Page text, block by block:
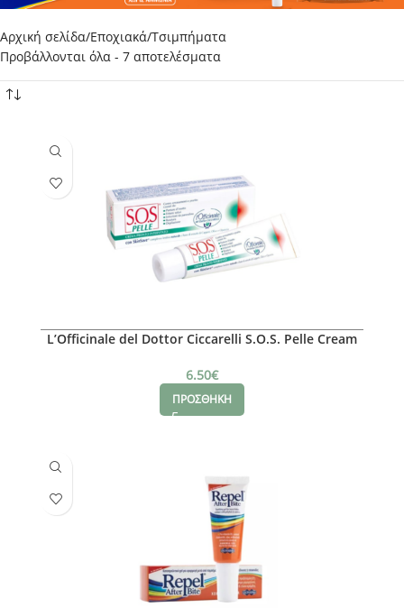
Αρχική σελίδα Εποχιακά Τσιμπήματα
Προβάλλονται όλα - 7 αποτελέσματα
L’Officinale del Dottor Ciccarelli S.O.S. Pelle Cream
Κορτιζόνης, 25ml
6.50€
ΠΡΟΣΘΗΚΗ